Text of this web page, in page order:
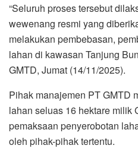
“Seluruh proses tersebut
wewenang resmi yang
melakukan pembebasan,
lahan di kawasan Tanjung
GMTD, Jumat (14/11/2025).
Pihak manajemen PT GMTD
lahan seluas 16 hektare milik
pemaksaan penyerobotan
oleh pihak-pihak tertentu.